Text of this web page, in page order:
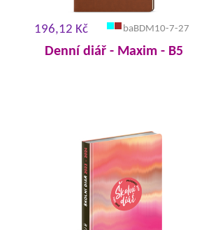
196,12 Kč baBDM10-7-27
Denní diář - Maxim - B5